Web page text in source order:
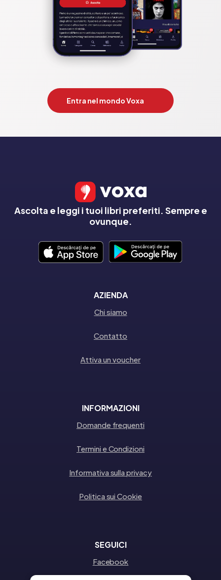
Entra nel mondo Voxa
Ascolta e leggi i tuoi libri preferiti. Sempre e
ovunque.
AZIENDA
Chi siamo
Contatto
Attiva un voucher
INFORMAZIONI
Domande frequenti
Termini e Condizioni
Informativa sulla privacy
Politica sui Cookie
SEGUICI
Facebook